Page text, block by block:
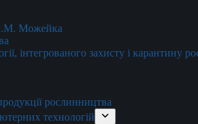
О.М. Можейка
інтегрованого захисту і
рослинництва
технологій